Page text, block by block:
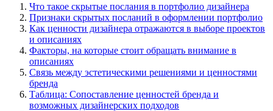
Что такое скрытые послания в портфолио дизайнера
Признаки скрытых посланий в оформлении портфолио
Как ценности дизайнера отражаются в выборе проектов
и описаниях
Факторы, на которые стоит обращать внимание в
описаниях
Связь между эстетическими решениями и ценностями
бренда
Таблица: Сопоставление ценностей бренда и
возможных дизайнерских подходов